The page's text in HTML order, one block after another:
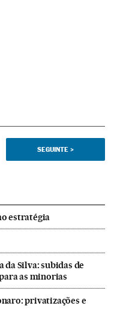
SEGUINTE >
estratégia
Silva: subidas de
as minorias
privatizações e